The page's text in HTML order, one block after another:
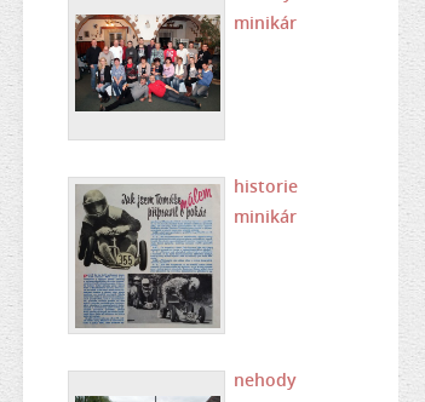
minikár
historie
minikár
nehody